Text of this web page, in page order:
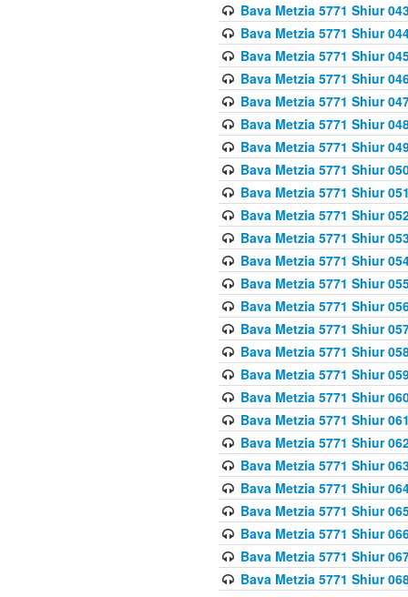
Bava Metzia 5771 Shiur
Bava Metzia 5771 Shiur
Bava Metzia 5771 Shiur
Bava Metzia 5771 Shiur
Bava Metzia 5771 Shiur
Bava Metzia 5771 Shiur
Bava Metzia 5771 Shiur
Bava Metzia 5771 Shiur
Bava Metzia 5771 Shiur
Bava Metzia 5771 Shiur
Bava Metzia 5771 Shiur
Bava Metzia 5771 Shiur
Bava Metzia 5771 Shiur
Bava Metzia 5771 Shiur
Bava Metzia 5771 Shiur
Bava Metzia 5771 Shiur
Bava Metzia 5771 Shiur
Bava Metzia 5771 Shiur
Bava Metzia 5771 Shiur
Bava Metzia 5771 Shiur
Bava Metzia 5771 Shiur
Bava Metzia 5771 Shiur
Bava Metzia 5771 Shiur
Bava Metzia 5771 Shiur
Bava Metzia 5771 Shiur
Bava Metzia 5771 Shiur